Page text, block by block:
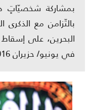
بمشاركة شخصيّاتٍ
بالتّزامن مع الذكرى
البحرين، على إسقاط
في يونيو/ حزيران 2016